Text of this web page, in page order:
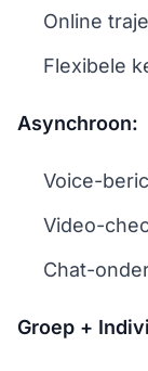
Online
Flexibele
Asynchroon:
Voice-
Video-
Chat-
Groep +